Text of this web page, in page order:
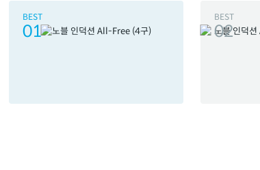
BEST
01
BEST
02